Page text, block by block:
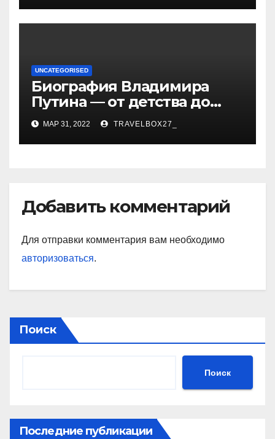
UNCATEGORISED
Биография Владимира
Путина — от детства до
президентства
МАР 31, 2022 TRAVELBOX27_
Добавить комментарий
Для отправки комментария вам необходимо
авторизоваться.
Поиск
Поиск
Последние публикации